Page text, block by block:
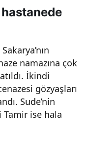
hastanede
namazına çok
İkindi
gözyaşları
Sude’nin
Tamir ise hala